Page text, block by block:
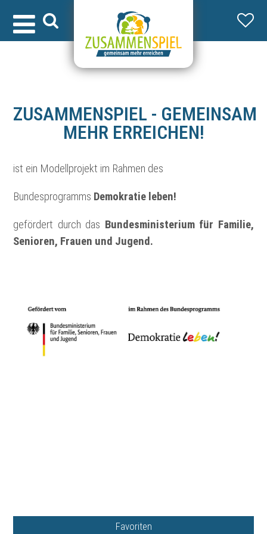
ZUSAMMENSPIEL - GEMEINSAM
MEHR ERREICHEN!
ist ein Modellprojekt im Rahmen des
Bundesprogramms Demokratie leben!
gefördert durch das Bundesministerium für Familie,
Senioren, Frauen und Jugend.
Favoriten